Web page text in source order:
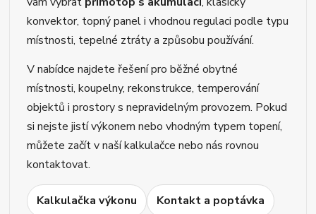
konvektor, topný panel i vhodnou regulaci podle typu
místnosti, tepelné ztráty a způsobu používání.
V nabídce najdete řešení pro běžné obytné
místnosti, koupelny, rekonstrukce, temperování
objektů i prostory s nepravidelným provozem. Pokud
si nejste jistí výkonem nebo vhodným typem topení,
můžete začít v naší kalkulačce nebo nás rovnou
kontaktovat.
Kalkulačka výkonu Kontakt a poptávka